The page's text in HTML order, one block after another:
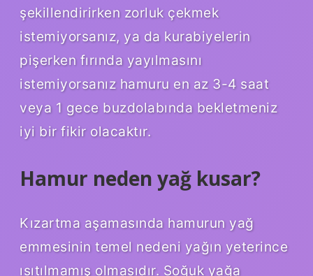
şekillendirirken zorluk çekmek
istemiyorsanız, ya da kurabiyelerin
pişerken fırında yayılmasını
istemiyorsanız hamuru en az 3-4 saat
veya 1 gece buzdolabında bekletmeniz
iyi bir fikir olacaktır.
Hamur neden yağ kusar?
Kızartma aşamasında hamurun yağ
emmesinin temel nedeni yağın yeterince
ısıtılmamış olmasıdır. Soğuk yağa